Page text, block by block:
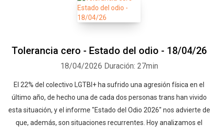
Tolerancia cero - Estado del odio - 18/04/26
18/04/2026 Duración: 27min
El 22% del colectivo LGTBI+ ha sufrido una agresión física en el
último año, de hecho una de cada dos personas trans han vivido
esta situación, y el informe "Estado del Odio 2026" nos advierte de
que, además, son situaciones recurrentes. Hoy analizamos el